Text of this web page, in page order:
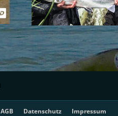
AGB Datenschutz Impressum